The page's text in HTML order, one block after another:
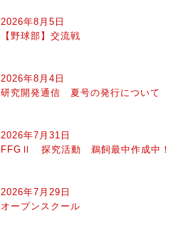
2026年8月5日
【野球部】交流戦
2026年8月4日
研究開発通信 夏号の発行について
2026年7月31日
FFGⅡ 探究活動 鵜飼最中作成中！
2026年7月29日
オープンスクール